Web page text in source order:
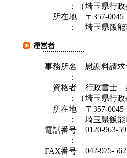
：
（埼玉県行
所在地
：
〒357-0045
埼玉県飯能
事務所名
：
慰謝料請求
資格者
：
行政書士
（埼玉県行
所在地
：
〒357-0045
埼玉県飯能
電話番号
：
0120-963-
FAX番号 042-975-